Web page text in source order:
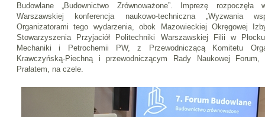
Budowlane „Budownictwo Zrównoważone”. Imprezę
Warszawskiej konferencja naukowo-techniczna „Wyzwania
Organizatorami tego wydarzenia, obok Mazowieckiej Okręgowej
Stowarzyszenia Przyjaciół Politechniki Warszawskiej Filii w
Mechaniki i Petrochemii PW, z Przewodniczącą Komitetu
Krawczyńską-Piechną i przewodniczącym Rady Naukowej
Prałatem, na czele.